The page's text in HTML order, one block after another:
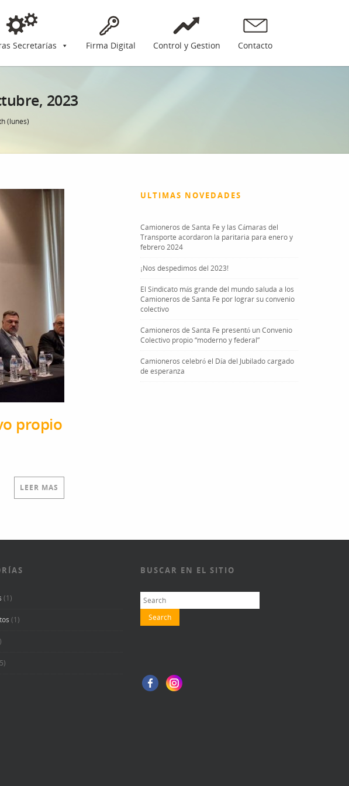
Secretarías Firma Digital Control y Gestion Contacto
2023
(lunes)
propio
LEER MAS
ULTIMAS NOVEDADES
Camioneros de Santa Fe y las Cámaras del
Transporte acordaron la paritaria para enero y
febrero 2024
¡Nos despedimos del 2023!
El Sindicato más grande del mundo saluda a los
Camioneros de Santa Fe por lograr su convenio
colectivo
Camioneros de Santa Fe presentó un Convenio
Colectivo propio “moderno y federal”
Camioneros celebró el Día del Jubilado cargado
de esperanza
(1)
(1)
BUSCAR EN EL SITIO